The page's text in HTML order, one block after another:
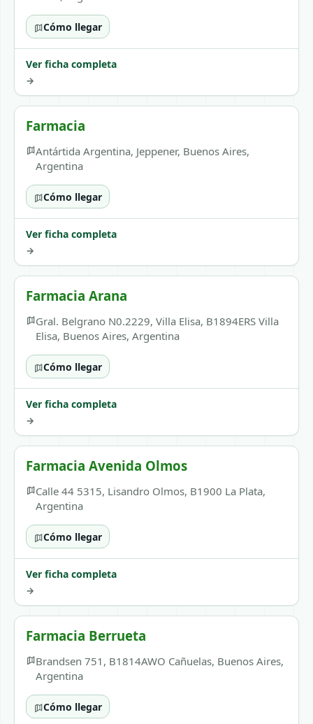
Cómo llegar
Ver ficha completa
→
Farmacia
Antártida Argentina, Jeppener, Buenos Aires,
Argentina
Cómo llegar
Ver ficha completa
→
Farmacia Arana
Gral. Belgrano N0.2229, Villa Elisa, B1894ERS Villa
Elisa, Buenos Aires, Argentina
Cómo llegar
Ver ficha completa
→
Farmacia Avenida Olmos
Calle 44 5315, Lisandro Olmos, B1900 La Plata,
Argentina
Cómo llegar
Ver ficha completa
→
Farmacia Berrueta
Brandsen 751, B1814AWO Cañuelas, Buenos Aires,
Argentina
Cómo llegar